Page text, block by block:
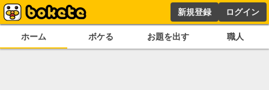
新規登録 ログイン
ホーム ボケる お題を出す 職人